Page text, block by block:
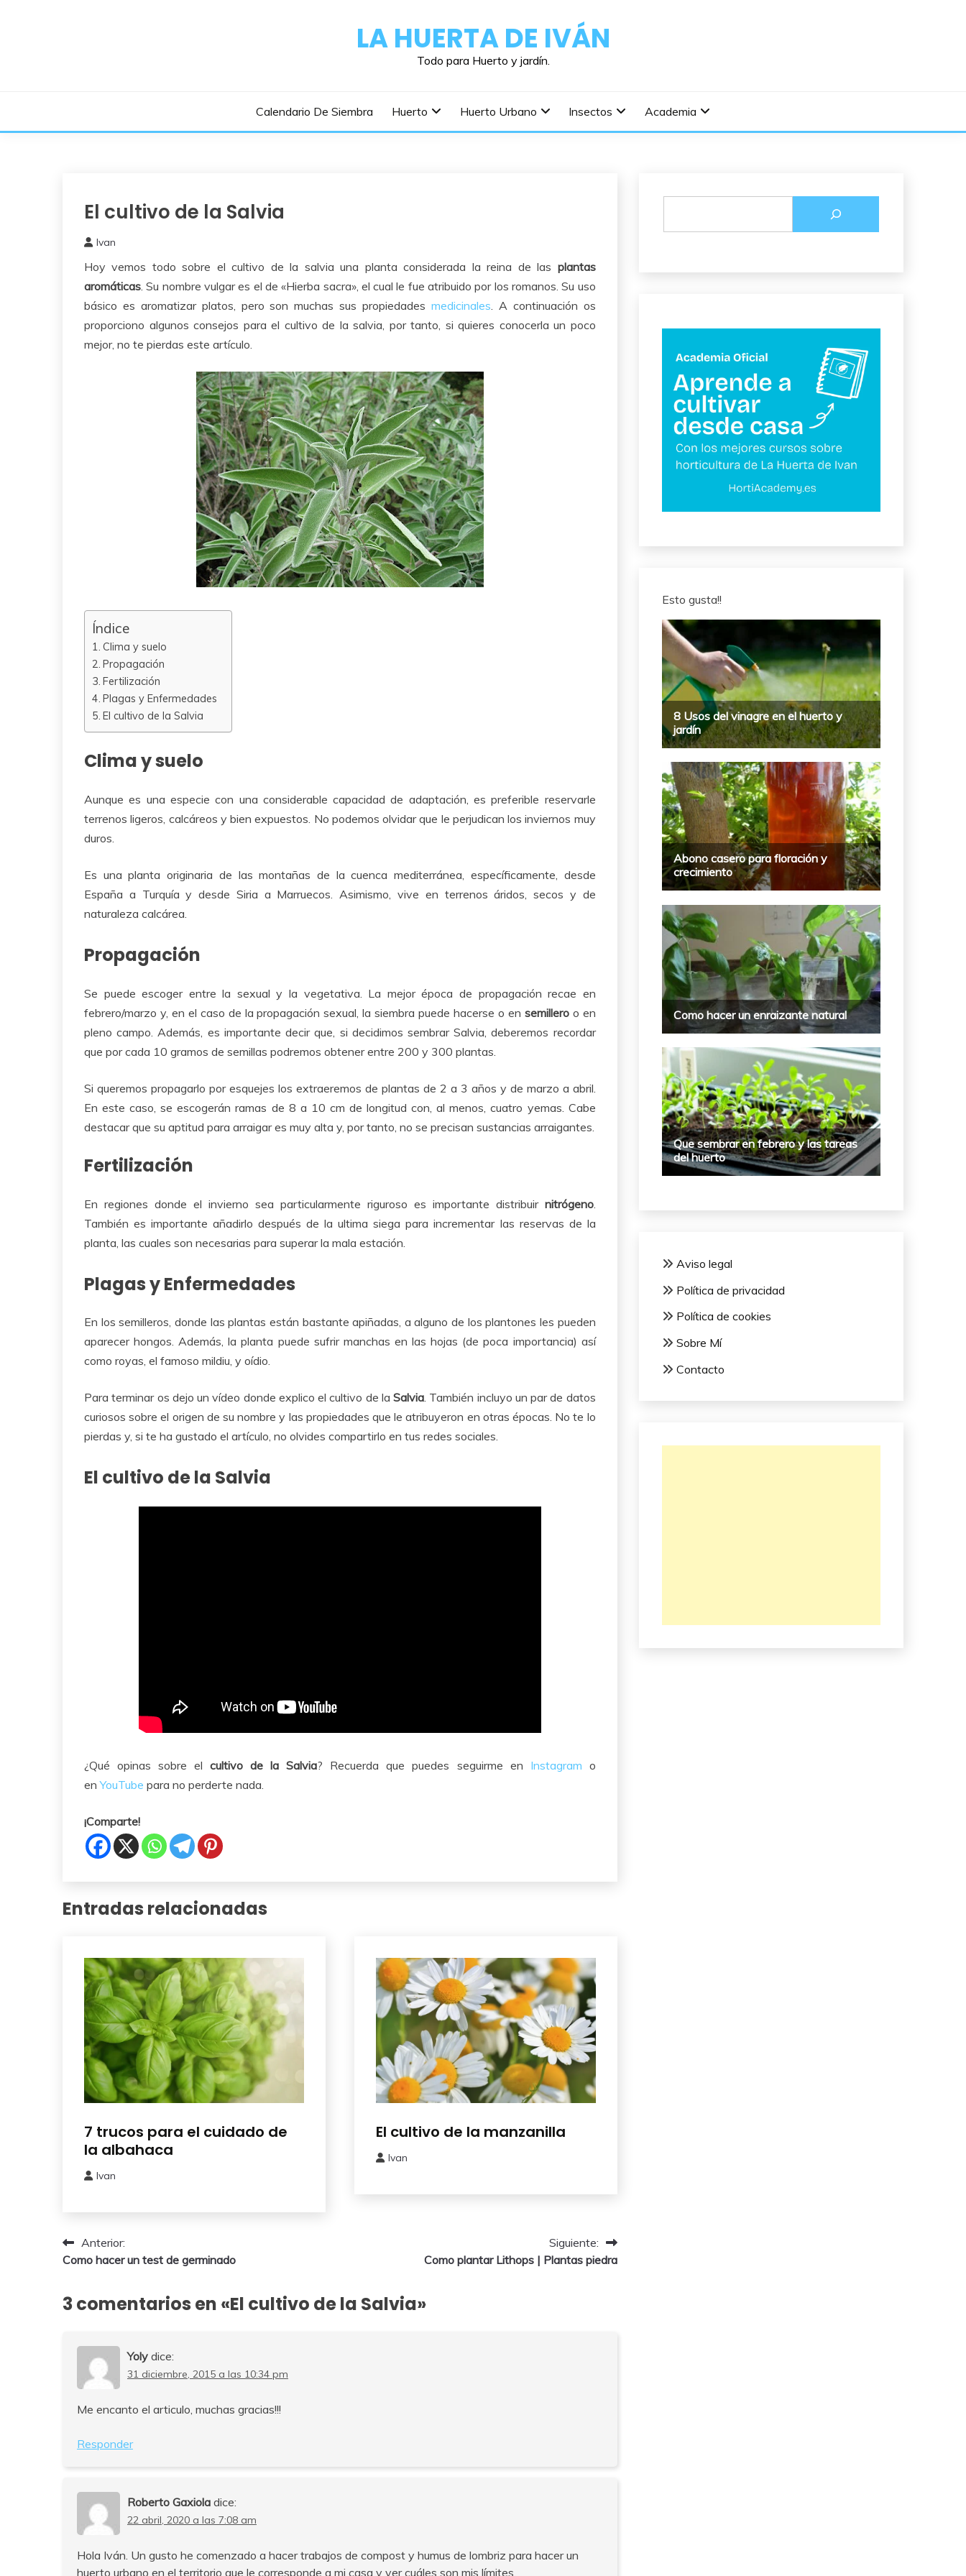
LA HUERTA DE IVÁN
Todo para Huerto y jardín.
Calendario De Siembra Huerto Huerto Urbano Insectos Academia
Aromaticas
El cultivo de la Salvia
diciembre,
2015
Ivan
Hoy vemos todo sobre el cultivo de la salvia una planta considerada la reina de las plantas
aromáticas. Su nombre vulgar es el de «Hierba sacra», el cual le fue atribuido por los romanos. Su uso
básico es aromatizar platos, pero son muchas sus propiedades medicinales. A continuación os
proporciono algunos consejos para el cultivo de la salvia, por tanto, si quieres conocerla un poco
mejor, no te pierdas este artículo.
Índice
Clima y suelo
Propagación
Fertilización
Plagas y Enfermedades
El cultivo de la Salvia
Clima y suelo
Aunque es una especie con una considerable capacidad de adaptación, es preferible reservarle
terrenos ligeros, calcáreos y bien expuestos. No podemos olvidar que le perjudican los inviernos muy
duros.
Es una planta originaria de las montañas de la cuenca mediterránea, específicamente, desde
España a Turquía y desde Siria a Marruecos. Asimismo, vive en terrenos áridos, secos y de
naturaleza calcárea.
Propagación
Se puede escoger entre la sexual y la vegetativa. La mejor época de propagación recae en
febrero/marzo y, en el caso de la propagación sexual, la siembra puede hacerse o en semilleroo en
pleno campo. Además, es importante decir que, si decidimos sembrar Salvia, deberemos recordar
que por cada 10 gramos de semillas podremos obtener entre 200 y 300 plantas.
Si queremos propagarlo por esquejes los extraeremos de plantas de 2 a 3 años y de marzo a abril.
En este caso, se escogerán ramas de 8 a 10 cm de longitud con, al menos, cuatro yemas. Cabe
destacar que su aptitud para arraigar es muy alta y, por tanto, no se precisan sustancias arraigantes.
Fertilización
En regiones donde el invierno sea particularmente riguroso es importante distribuir nitrógeno.
También es importante añadirlo después de la ultima siega para incrementar las reservas de la
planta, las cuales son necesarias para superar la mala estación.
Plagas y Enfermedades
En los semilleros, donde las plantas están bastante apiñadas, a alguno de los plantones les pueden
aparecer hongos. Además, la planta puede sufrir manchas en las hojas (de poca importancia) así
como royas, el famoso mildiu, y oídio.
Para terminar os dejo un vídeo donde explico el cultivo de laSalvia. También incluyo un par de datos
curiosos sobre el origen de su nombre y las propiedades que le atribuyeron en otras épocas. No te lo
pierdas y, si te ha gustado el artículo, no olvides compartirlo en tus redes sociales.
El cultivo de la Salvia
¿Qué opinas sobre el cultivo de la Salvia? Recuerda que puedes seguirme en Instagram o
enYouTube para no perderte nada.
¡Comparte!
Entradas relacionadas
Aromaticas
7 trucos para el cuidado de
la albahaca
Ivan
Aromaticas
El cultivo de la manzanilla
Ivan
Navegación
de
entradas
Anterior:
Como hacer un test de germinado
Siguiente:
Como plantar Lithops | Plantas piedra
3 comentarios en «El cultivo de la Salvia»
Yoly dice:
31 diciembre, 2015 a las 10:34 pm
Me encanto el articulo, muchas gracias!!!
Responder
Roberto Gaxiola dice:
22 abril, 2020 a las 7:08 am
Hola Iván. Un gusto he comenzado a hacer trabajos de compost y humus de lombriz para hacer un
huerto urbano en el territorio que le corresponde a mi casa y ver cuáles son mis límites.
Esto gusta!!
Aviso legal
Política de privacidad
Política de cookies
Sobre Mí
Contacto